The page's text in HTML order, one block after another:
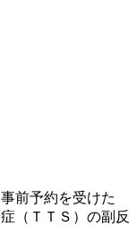
前予約を受けた
（ＴＴＳ）の副反